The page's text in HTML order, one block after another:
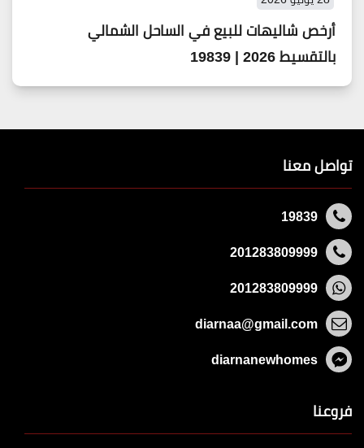
أرخص شاليهات للبيع في الساحل الشمالي
بالتقسيط 2026 | 19839
تواصل معنا
19839
201283809999
201283809999
diarnaa@gmail.com
diarnanewhomes
فروعنا